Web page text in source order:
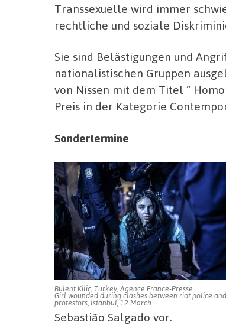
Transsexuelle wird immer
rechtliche und soziale
Sie sind Belästigungen und
nationalistischen Gruppen
von Nissen mit dem Titel “
Preis in der Kategorie
Sondertermine
Bulent Kilic, Turkey, Agence France-Presse
Girl wounded during clashes between riot police and
protestors, Istanbul, 12 March
Sebastião Salgado vor.